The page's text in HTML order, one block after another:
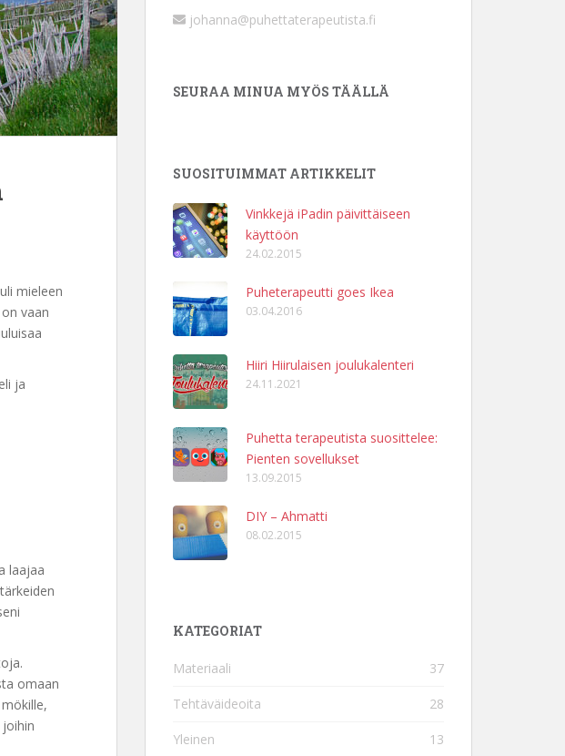
mieleen
vaan
ja
laajaa
omaan
johanna@puhettaterapeutista.fi
SEURAA MINUA MYÖS TÄÄLLÄ
SUOSITUIMMAT ARTIKKELIT
Vinkkejä iPadin päivittäiseen
käyttöön
24.02.2015
Puheterapeutti goes Ikea
03.04.2016
Hiiri Hiirulaisen joulukalenteri
24.11.2021
Puhetta terapeutista suosittelee:
Pienten sovellukset
13.09.2015
DIY – Ahmatti
08.02.2015
KATEGORIAT
Materiaali 37
Tehtäväideoita 28
Yleinen 13